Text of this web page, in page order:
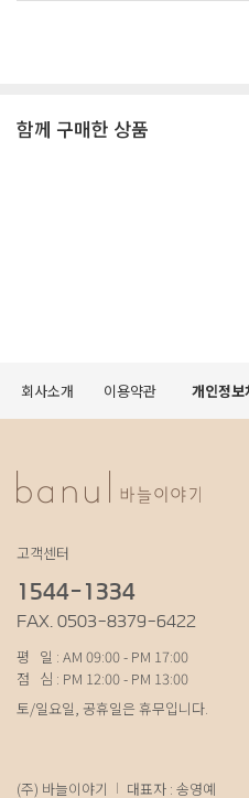
함께 구매한 상품
회사소개 이용약관 개인정보
고객센터
1544-1334
FAX. 0503-8379-6422
평 일 : AM 09:00 - PM 17:00
점 심 : PM 12:00 - PM 13:00
토/일요일, 공휴일은 휴무입니다.
(주) 바늘이야기 대표자 : 송영예